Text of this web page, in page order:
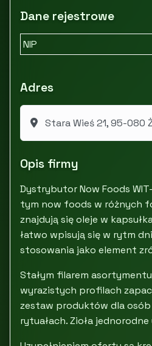
Dane rejestrowe
NIP
Adres
Stara Wieś 21, 95-080
Opis firmy
Dystrybutor Now Foods
tym now foods w różnych
znajdują się oleje w
łatwo wpisują się w rytm
stosowania jako element
Stałym filarem
wyrazistych profilach
zestaw produktów dla
rytuałach. Zioła